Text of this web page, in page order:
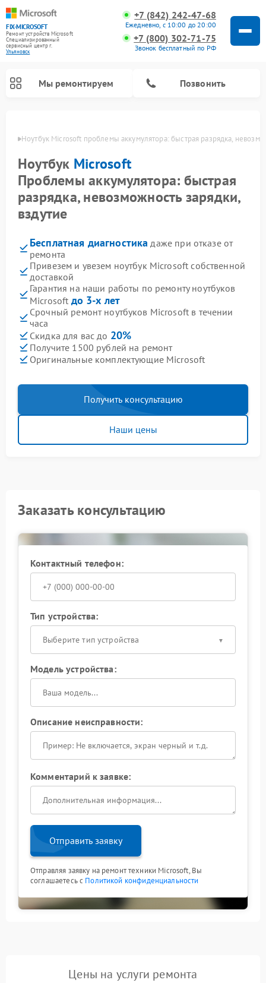
FIX-MICROSOFT
Ремонт устройств Microsoft
Специализированный
cервисный центр г.
Ульяновск
+7 (842) 242-47-68
Ежедневно, с 10:00 до 20:00
+7 (800) 302-71-75
Звонок бесплатный по РФ
Мы ремонтируем Позвонить
Ноутбук Microsoft проблемы аккумулятора: быстрая разрядка,
Ноутбук Microsoft
Проблемы аккумулятора: быстрая
разрядка, невозможность зарядки,
вздутие
Бесплатная диагностика даже при отказе от
ремонта
Привезем и увезем ноутбук Microsoft собственной
доставкой
Гарантия на наши работы по ремонту ноутбуков
Microsoft до 3-х лет
Срочный ремонт ноутбуков Microsoft в течении
часа
Скидка для вас до 20%
Получите 1500 рублей на ремонт
Оригинальные комплектующие Microsoft
Получить консультацию
Наши цены
Заказать консультацию
Контактный телефон:
Тип устройства:
Выберите тип устройства
Модель устройства:
Описание неисправности:
Комментарий к заявке:
Отправить заявку
Отправляя заявку на ремонт техники Microsoft, Вы
соглашаетесь с Политикой конфиденциальности
Цены на услуги ремонта